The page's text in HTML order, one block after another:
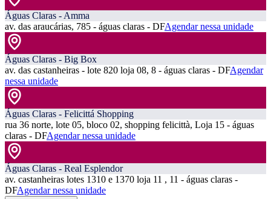
Águas Claras - Amma
av. das araucárias, 785 - águas claras - DFAgendar nessa unidade
Águas Claras - Big Box
av. das castanheiras - lote 820 loja 08, 8 - águas claras - DFAgendar
nessa unidade
Águas Claras - Felicittá Shopping
rua 36 norte, lote 05, bloco 02, shopping felicittà, Loja 15 - águas
claras - DFAgendar nessa unidade
Águas Claras - Real Esplendor
av. castanheiras lotes 1310 e 1370 loja 11 , 11 - águas claras -
DFAgendar nessa unidade